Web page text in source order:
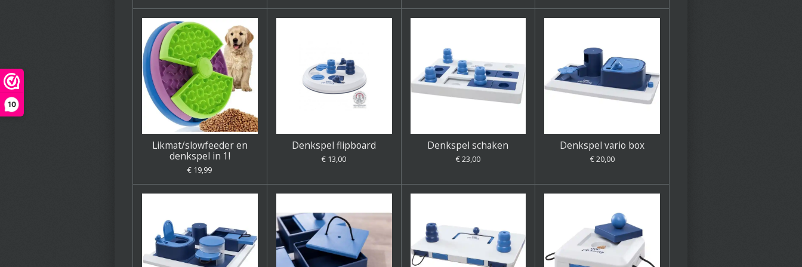
10
Likmat/slowfeeder en
denkspel in 1!
€ 19,99
Denkspel flipboard
€ 13,00
Denkspel schaken
€ 23,00
Denkspel vario box
€ 20,00